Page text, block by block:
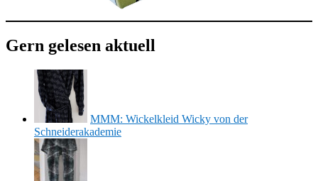
Gern gelesen aktuell
MMM: Wickelkleid Wicky von der
Schneiderakademie